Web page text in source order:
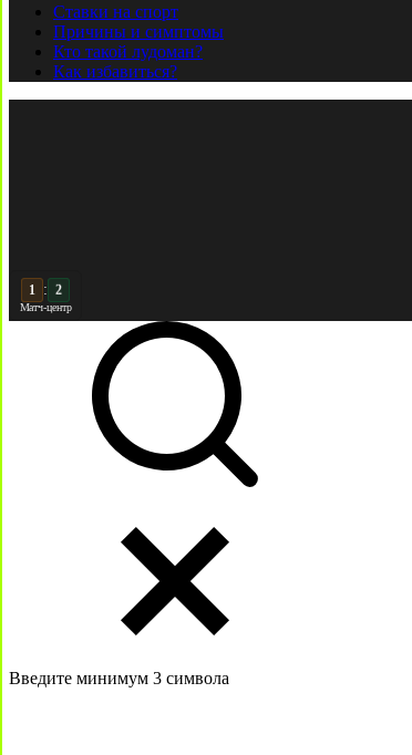
Ставки на спорт
Причины и симптомы
Кто такой лудоман?
Как избавиться?
2 : 2
Матч-центр
Введите минимум 3 символа